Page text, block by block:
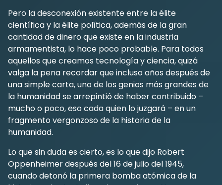
Pero la desconexión existente entre la élite
científica y la élite política, además de la gran
cantidad de dinero que existe en la industria
armamentista, lo hace poco probable. Para todos
aquellos que creamos tecnología y ciencia, quizá
valga la pena recordar que incluso años después de
una simple carta, uno de los genios más grandes de
la humanidad se arrepintió de haber contribuido –
mucho o poco, eso cada quien lo juzgará – en un
fragmento vergonzoso de la historia de la
humanidad.
Lo que sin duda es cierto, es lo que dijo Robert
Oppenheimer después del 16 de julio del 1945,
cuando detonó la primera bomba atómica de la